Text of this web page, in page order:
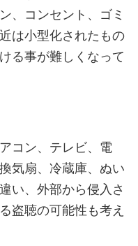
、コンセント、ゴミ
は小型化されたもの
る事が難しくなって
コン、テレビ、電
気扇、冷蔵庫、ぬい
い、外部から侵入さ
盗聴の可能性も考え